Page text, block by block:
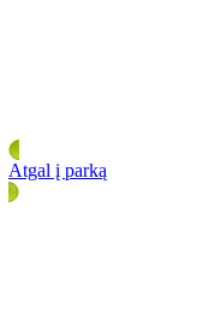
Atgal į parką